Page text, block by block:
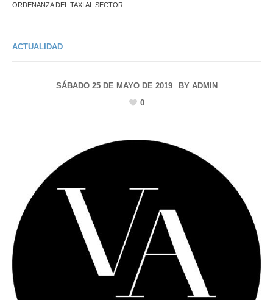
ORDENANZA DEL TAXI AL SECTOR
ACTUALIDAD
SÁBADO 25 DE MAYO DE 2019 BY ADMIN
0